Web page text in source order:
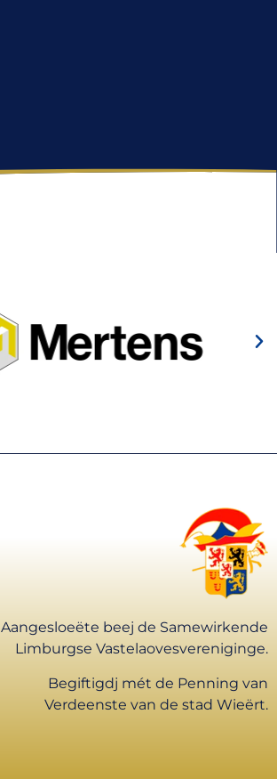
Aangesloeëte beej de Samewirkende
Limburgse Vastelaovesvereniginge.
Begiftigdj mét de Penning van
Verdeenste van de stad Wieërt.